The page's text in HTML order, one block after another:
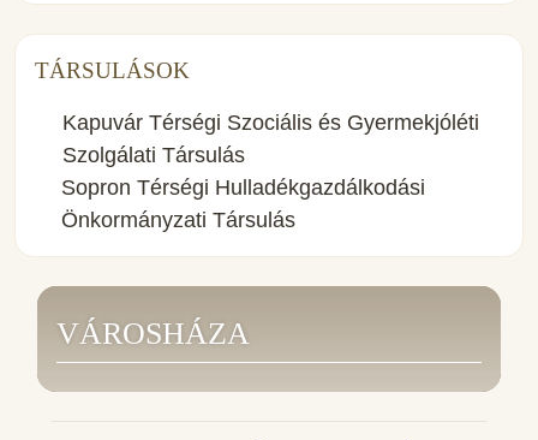
TÁRSULÁSOK
Kapuvár Térségi Szociális és Gyermekjóléti
Szolgálati Társulás
Sopron Térségi Hulladékgazdálkodási
Önkormányzati Társulás
VÁROSHÁZA